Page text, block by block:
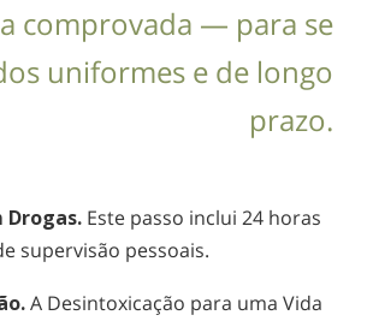
comprovada — para se
uniformes e de longo
prazo.
Drogas. Este passo inclui 24 horas
supervisão pessoais.
A Desintoxicação para uma Vida